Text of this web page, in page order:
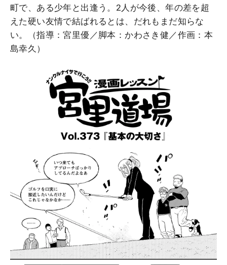
町で、ある少年と出逢う。2人が今後、年の差を超
えた硬い友情で結ばれるとは、だれもまだ知らな
い。（指導：宮里優／脚本：かわさき健／作画：本
島幸久）